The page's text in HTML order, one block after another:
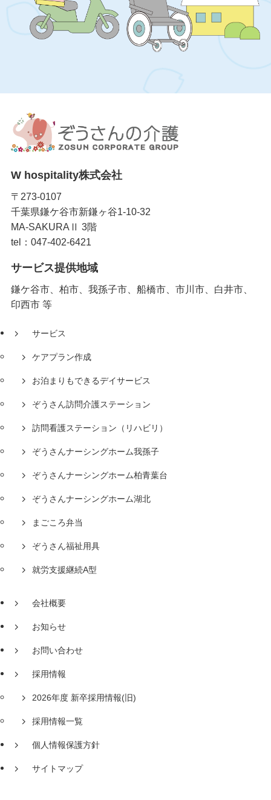
W hospitality株式会社
〒273-0107
千葉県鎌ケ谷市新鎌ヶ谷1-10-32
MA-SAKURAⅡ 3階
tel：047-402-6421
サービス提供地域
鎌ケ谷市、柏市、我孫子市、船橋市、市川市、白井市、
印西市 等
サービス
ケアプラン作成
お泊まりもできるデイサービス
ぞうさん訪問介護ステーション
訪問看護ステーション（リハビリ）
ぞうさんナーシングホーム我孫子
ぞうさんナーシングホーム柏青葉台
ぞうさんナーシングホーム湖北
まごころ弁当
ぞうさん福祉用具
就労支援継続A型
会社概要
お知らせ
お問い合わせ
採用情報
2026年度 新卒採用情報(旧)
採用情報一覧
個人情報保護方針
サイトマップ